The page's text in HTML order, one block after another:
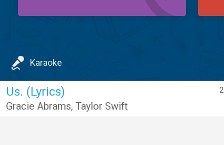
Karaoke
Us. (Lyrics)
Gracie Abrams, Taylor Swift